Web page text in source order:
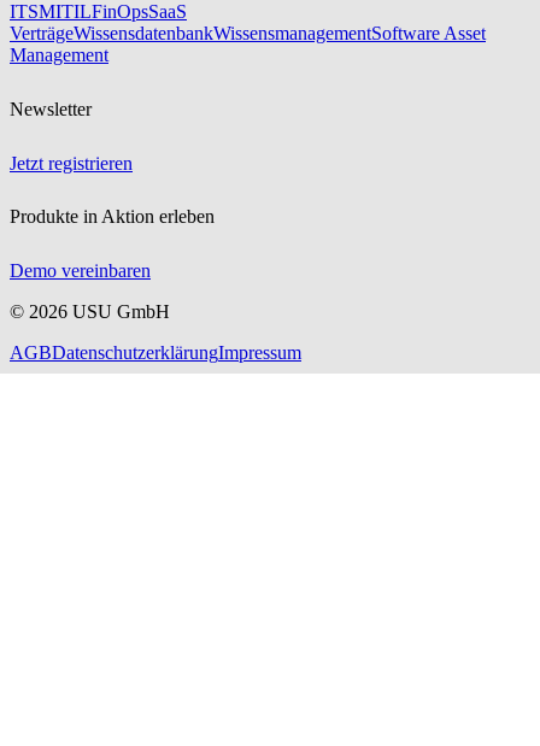
ITSMITILFinOpsSaaS
VerträgeWissensdatenbankWissensmanagementSoftware Asset
Management
Newsletter
Jetzt registrieren
Produkte in Aktion erleben
Demo vereinbaren
© 2026 USU GmbH
AGBDatenschutzerklärungImpressum